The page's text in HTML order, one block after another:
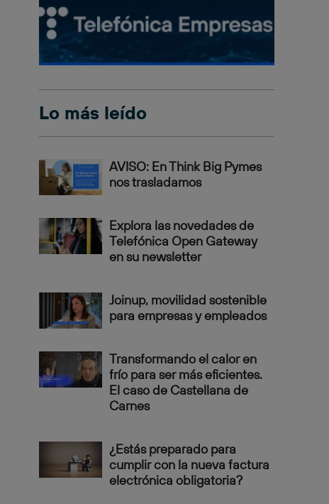
Lo más leído
AVISO: En Think Big Pymes
nos trasladamos
Explora las novedades de
Telefónica Open Gateway
en su newsletter
Joinup, movilidad sostenible
para empresas y empleados
Transformando el calor en
frío para ser más eficientes.
El caso de Castellana de
Carnes
¿Estás preparado para
cumplir con la nueva factura
electrónica obligatoria?